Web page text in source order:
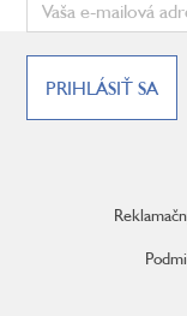
PRIHLÁSIŤ SA